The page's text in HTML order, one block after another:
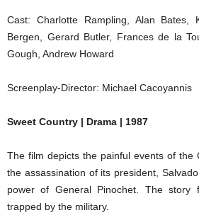
Cast: Charlotte Rampling, Alan Bates,
Bergen, Gerard Butler, Frances de la
Gough, Andrew Howard
Screenplay-Director: Michael Cacoyannis
Sweet Country | Drama | 1987
The film depicts the painful events of the
the assassination of its president,
power of General Pinochet. The story
trapped by the military.